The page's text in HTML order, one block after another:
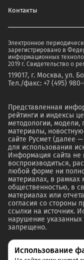
Контакты
Электронное
зарегистрировано в
информационных
2019 г. Свидетельство о
119017, г. Москва, ул.
Тел./факс: +7 (495)
Представленная
рейтинги и индексы
методологии, модели,
материалы,
сайте Русмет (далее
для использования
Информация сайта не
воспроизводиться,
любой форме ни
материалах, в рамках
общественностью, в
материалах или
согласия со стороны
ссылки на источник.
нарушение
запрещено.
Использование